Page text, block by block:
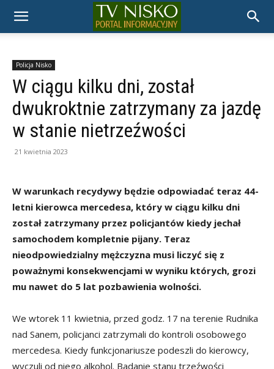
TELEWIZJA
NISKO
Policja Nisko
W ciągu kilku dni, został
dwukroktnie zatrzymany za jazdę
w stanie nietrzeźwości
21 kwietnia 2023
W warunkach recydywy będzie odpowiadać teraz 44-
letni kierowca mercedesa, który w ciągu kilku dni
został zatrzymany przez policjantów kiedy jechał
samochodem kompletnie pijany. Teraz
nieodpowiedzialny mężczyzna musi liczyć się z
poważnymi konsekwencjami w wyniku których, grozi
mu nawet do 5 lat pozbawienia wolności.
We wtorek 11 kwietnia, przed godz. 17 na terenie Rudnika
nad Sanem, policjanci zatrzymali do kontroli osobowego
mercedesa. Kiedy funkcjonariusze podeszli do kierowcy,
wyczuli od niego alkohol. Badanie stanu trzeźwości